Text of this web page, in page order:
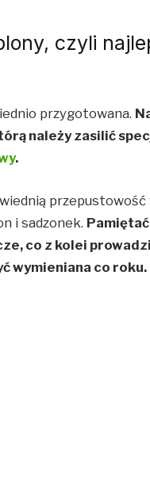
czyli
przygotowana.
należy zasilić
.
przepustowość
i sadzonek.
co z kolei
wymieniana co roku.